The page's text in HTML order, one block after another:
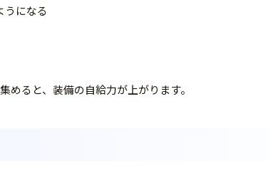
うになる
めると、装備の自給力が上がります。